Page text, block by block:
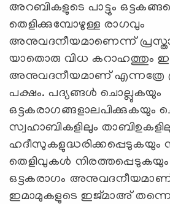
അറബികളുടെ പാട്ടും
തെളിക്കുമ്പോഴുള്ള രാഗവും
അനുവദനീയമാണെന്ന്
യാതൊരു വിധ കറാഹത്തും
അനുവദനീയമാണ് എന്നത്രേ
പക്ഷം. പദ്യങ്ങള്‍ ചൊല്ലുകയും
ഒട്ടകരാഗങ്ങളാലപിക്കുകയും
സ്വഹാബികളിലും
ഹദീസുകളുദ്ധരിക്കപ്പെടുകയും
തെളിവുകള്‍ നിരത്തപ്പെടുകയും
ഒട്ടകരാഗം
ഇമാമുകളുടെ ഇജ്മാഅ്